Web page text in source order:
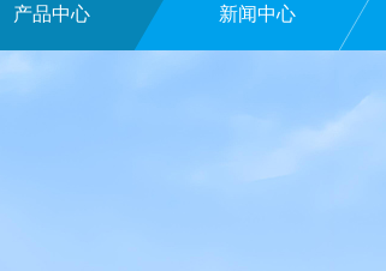
产品中心 新闻中心